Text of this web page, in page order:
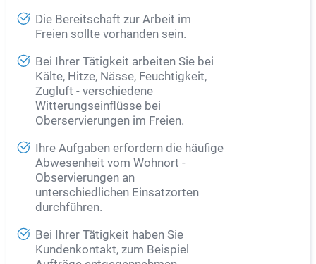
Die Bereitschaft zur Arbeit im
Freien sollte vorhanden sein.
Bei Ihrer Tätigkeit arbeiten Sie bei
Kälte, Hitze, Nässe, Feuchtigkeit,
Zugluft - verschiedene
Witterungseinflüsse bei
Oberservierungen im Freien.
Ihre Aufgaben erfordern die häufige
Abwesenheit vom Wohnort -
Observierungen an
unterschiedlichen Einsatzorten
durchführen.
Bei Ihrer Tätigkeit haben Sie
Kundenkontakt, zum Beispiel